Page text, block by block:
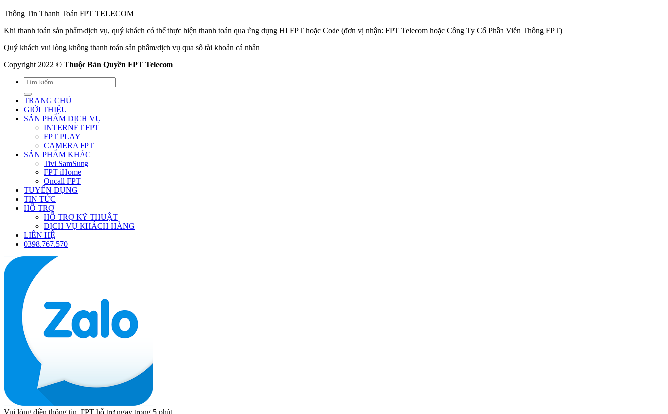
Thông Tin Thanh Toán FPT TELECOM
Khi thanh toán sản phẩm/dịch vụ, quý khách có thể thực hiện thanh toán qua ứng dụng HI FPT hoặc Code (đơn vị nhận: FPT Telecom hoặc Công Ty Cổ Phần Viễn Thông FPT)
Quý khách vui lòng không thanh toán sản phẩm/dịch vụ qua số tài khoản cá nhân
Copyright 2022 © Thuộc Bản Quyền FPT Telecom
TRANG CHỦ
GIỚI THIỆU
SẢN PHẨM DỊCH VỤ
INTERNET FPT
FPT PLAY
CAMERA FPT
SẢN PHẨM KHÁC
Tivi SamSung
FPT iHome
Oncall FPT
TUYỂN DỤNG
TIN TỨC
HỖ TRỢ
HỖ TRỢ KỸ THUẬT
DỊCH VỤ KHÁCH HÀNG
LIÊN HỆ
0398.767.570
Vui lòng điền thông tin, FPT hỗ trợ ngay trong 5 phút.